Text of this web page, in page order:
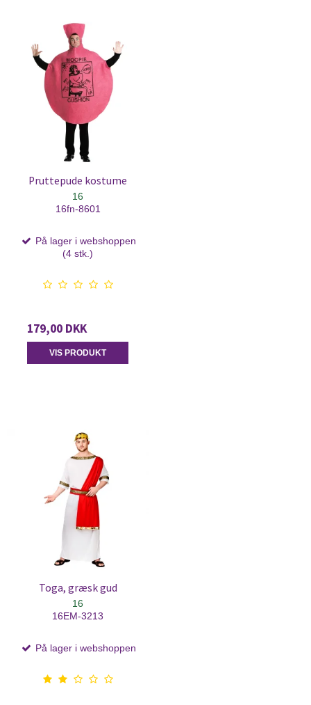
Pruttepude kostume
16
16fn-8601
På lager i webshoppen
(4 stk.)
179,00 DKK
VIS PRODUKT
Toga, græsk gud
16
16EM-3213
På lager i webshoppen